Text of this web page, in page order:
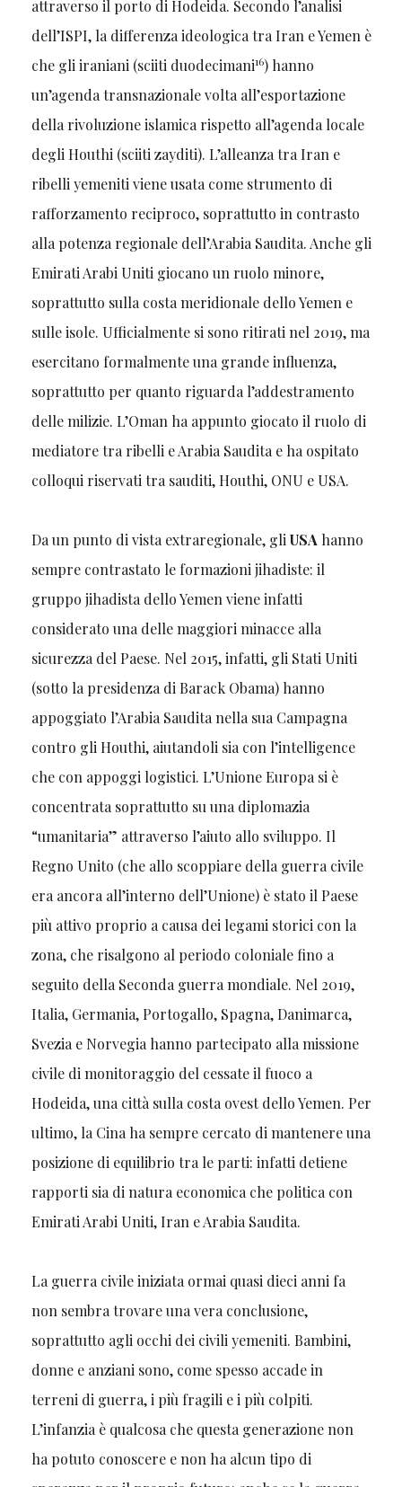
attraverso il porto di Hodeida. Secondo l’analisi
dell’ISPI, la differenza ideologica tra Iran e Yemen è
che gli iraniani (sciiti duodecimani16) hanno
un’agenda transnazionale volta all’esportazione
della rivoluzione islamica rispetto all’agenda locale
degli Houthi (sciiti zayditi). L’alleanza tra Iran e
ribelli yemeniti viene usata come strumento di
rafforzamento reciproco, soprattutto in contrasto
alla potenza regionale dell’Arabia Saudita. Anche gli
Emirati Arabi Uniti giocano un ruolo minore,
soprattutto sulla costa meridionale dello Yemen e
sulle isole. Ufficialmente si sono ritirati nel 2019, ma
esercitano formalmente una grande influenza,
soprattutto per quanto riguarda l’addestramento
delle milizie. L’Oman ha appunto giocato il ruolo di
mediatore tra ribelli e Arabia Saudita e ha ospitato
colloqui riservati tra sauditi, Houthi, ONU e USA.
Da un punto di vista extraregionale, gliUSA hanno
sempre contrastato le formazioni jihadiste: il
gruppo jihadista dello Yemen viene infatti
considerato una delle maggiori minacce alla
sicurezza del Paese. Nel 2015, infatti, gli Stati Uniti
(sotto la presidenza di Barack Obama) hanno
appoggiato l’Arabia Saudita nella sua Campagna
contro gli Houthi, aiutandoli sia con l’intelligence
che con appoggi logistici. L’Unione Europa si è
concentrata soprattutto su una diplomazia
“umanitaria” attraverso l’aiuto allo sviluppo. Il
Regno Unito (che allo scoppiare della guerra civile
era ancora all’interno dell’Unione) è stato il Paese
più attivo proprio a causa dei legami storici con la
zona, che risalgono al periodo coloniale fino a
seguito della Seconda guerra mondiale. Nel 2019,
Italia, Germania, Portogallo, Spagna, Danimarca,
Svezia e Norvegia hanno partecipato alla missione
civile di monitoraggio del cessate il fuoco a
Hodeida, una città sulla costa ovest dello Yemen. Per
ultimo, la Cina ha sempre cercato di mantenere una
posizione di equilibrio tra le parti: infatti detiene
rapporti sia di natura economica che politica con
Emirati Arabi Uniti, Iran e Arabia Saudita.
La guerra civile iniziata ormai quasi dieci anni fa
non sembra trovare una vera conclusione,
soprattutto agli occhi dei civili yemeniti. Bambini,
donne e anziani sono, come spesso accade in
terreni di guerra, i più fragili e i più colpiti.
L’infanzia è qualcosa che questa generazione non
ha potuto conoscere e non ha alcun tipo di